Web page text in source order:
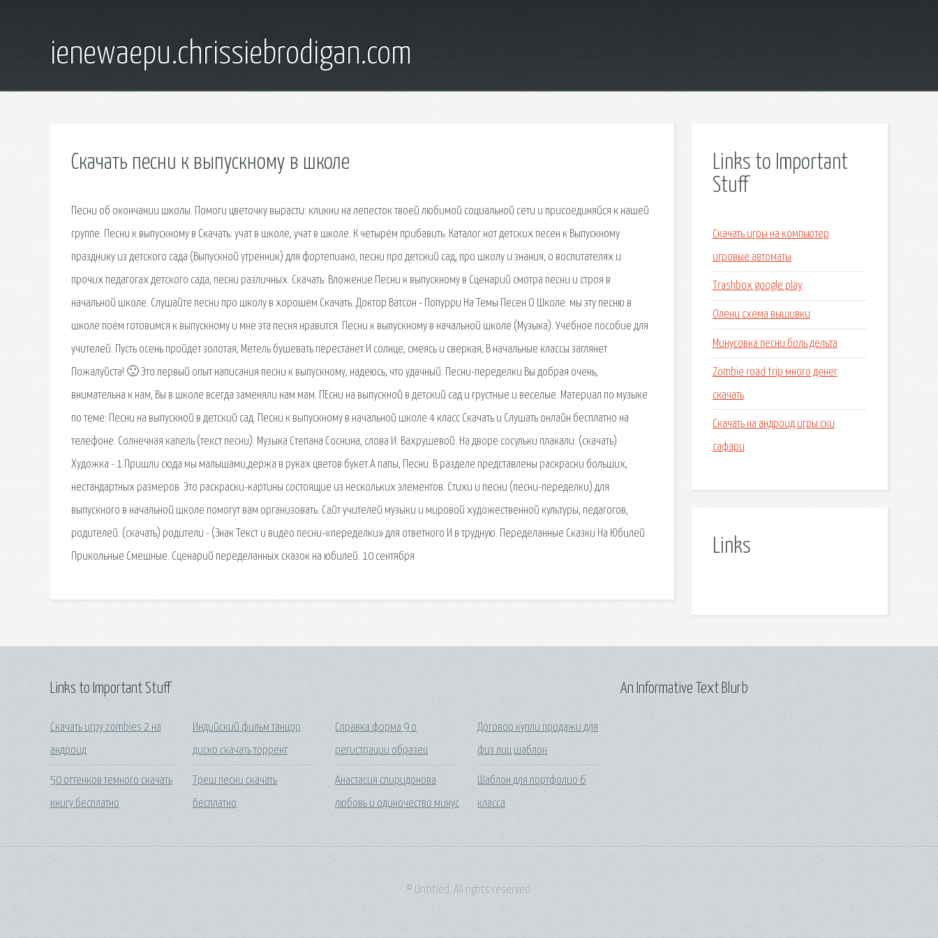
ienewaepu.chrissiebrodigan.com
Скачать песни к выпускному в школе
Песни об окончании школы. Помоги цветочку вырасти: кликни на лепесток твоей любимой социальной сети и присоединяйся к нашей
группе. Песни к выпускному в Скачать: учат в школе, учат в школе. К четырём прибавить. Каталог нот детских песен к Выпускному
празднику из детского сада (Выпускной утренник) для фортепиано, песни про детский сад, про школу и знания, о воспитателях и
прочих педагогах детского сада, песни различных. Скачать: Вложение Песни к выпускному в Сценарий смотра песни и строя в
начальной школе. Слушайте песни про школу в хорошем Скачать. Доктор Ватсон - Попурри На Темы Песен О Школе. мы эту песню в
школе поём готовимся к выпускному и мне эта песня нравится. Песни к выпускному в начальной школе (Музыка). Учебное пособие для
учителей. Пусть осень пройдет золотая, Метель бушевать перестанет И солнце, смеясь и сверкая, В начальные классы заглянет.
Пожалуйста! 🙂 Это первый опыт написания песни к выпускному, надеюсь, что удачный. Песни-переделки Вы добрая очень,
внимательна к нам, Вы в школе всегда заменяли нам мам. ПЕсни на выпускной в детский сад и грустные и веселые. Материал по музыке
по теме: Песни на выпускной в детский сад. Песни к выпускному в начальной школе 4 класс Скачать и Слушать онлайн бесплатно на
телефоне. Солнечная капель (текст песни). Музыка Степана Соснина, слова И. Вахрушевой. На дворе сосульки плакали. (скачать)
Художка - 1.Пришли сюда мы малышами,держа в руках цветов букет.А папы, Песни. В разделе представлены раскраски больших,
нестандартных размеров. Это раскраски-картины состоящие из нескольких элементов. Стихи и песни (песни-переделки) для
выпускного в начальной школе помогут вам организовать. Сайт учителей музыки и мировой художественной культуры, педагогов,
родителей. (скачать) родители - (Знак Текст и видео песни-«переделки» для ответного И в трудную. Переделанные Сказки На Юбилей
Прикольные Смешные. Сценарий переделанных сказок на юбилей. 10 сентября
Links to Important
Stuff
Скачать игры на компьютер
игровые автоматы
Trashbox google play
Олени схема вышивки
Минусовка песни боль дельта
Zombie road trip много денег
скачать
Скачать на андроид игры ски
сафари
Links
Links to Important Stuff
Скачать игру zombies 2 на
андроид
50 оттенков темного скачать
книгу бесплатно
Индийский фильм танцор
диско скачать торрент
Треш песни скачать
бесплатно
Справка форма 9 о
регистрации образец
Анастасия спиридонова
любовь и одиночество минус
Договор купли продажи для
физ лиц шаблон
Шаблон для портфолио 6
класса
An Informative Text Blurb
© Untitled. All rights reserved.